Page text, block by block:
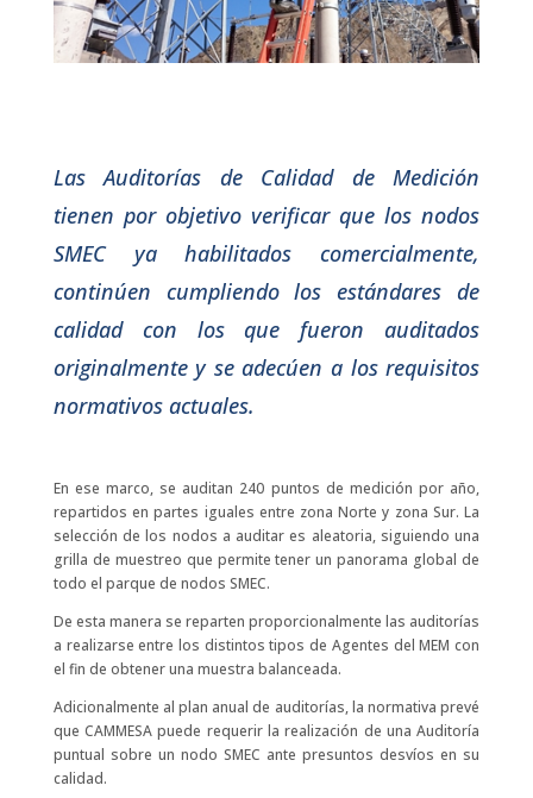
Las Auditorías de Calidad de Medición
tienen por objetivo verificar que los nodos
SMEC ya habilitados comercialmente,
continúen cumpliendo los estándares de
calidad con los que fueron auditados
originalmente y se adecúen a los requisitos
normativos actuales.
En ese marco, se auditan 240 puntos de medición por año,
repartidos en partes iguales entre zona Norte y zona Sur. La
selección de los nodos a auditar es aleatoria, siguiendo una
grilla de muestreo que permite tener un panorama global de
todo el parque de nodos SMEC.
De esta manera se reparten proporcionalmente las auditorías
a realizarse entre los distintos tipos de Agentes del MEM con
el fin de obtener una muestra balanceada.
Adicionalmente al plan anual de auditorías, la normativa prevé
que CAMMESA puede requerir la realización de una Auditoría
puntual sobre un nodo SMEC ante presuntos desvíos en su
calidad.